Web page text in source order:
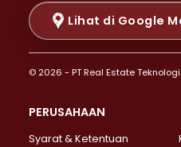
Properti Dijual di Kramat >
Properti Dijual di Pasar Baru >
Properti Dijual di Bendungan
Properti Dijual di
Properti Dijual di Lebak Bulus >
Properti Dijual di Gandaria
Lihat di Google
© 2026 - PT Real Estate
PERUSAHAAN
Syarat & Ketentuan